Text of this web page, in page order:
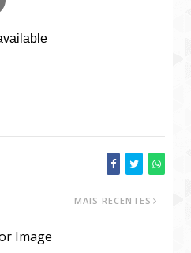
MAIS RECENTES